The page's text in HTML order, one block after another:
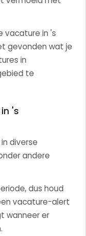
vacature in 's
gevonden wat je
in
te
's
diverse
andere
dus houd
vacature-alert
wanneer er